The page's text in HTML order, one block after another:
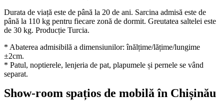
Durata de viață este de până la 20 de ani. Sarcina admisă este de
până la 110 kg pentru fiecare zonă de dormit. Greutatea saltelei este
de 30 kg. Producție Turcia.
* Abaterea admisibilă a dimensiunilor: înălțime/lățime/lungime
±2cm.
* Patul, noptierele, lenjeria de pat, plapumele și pernele se vând
separat.
Show-room spațios de mobilă în Chișinău